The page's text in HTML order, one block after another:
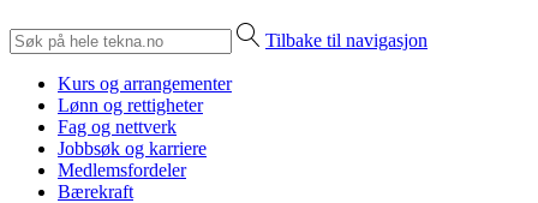
Tilbake til navigasjon
Kurs og arrangementer
Lønn og rettigheter
Fag og nettverk
Jobbsøk og karriere
Medlemsfordeler
Bærekraft